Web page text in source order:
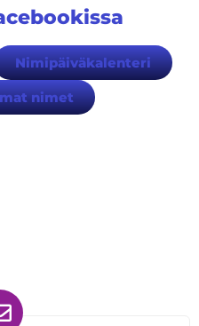
Nimipäiväkalenteri
nimet